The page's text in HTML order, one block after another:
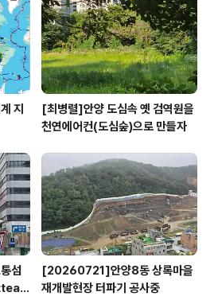
지
[최병렬]안양 도심속 옛 검역원을
천연에어컨(도심숲)으로 만들자
섬
[20260721]안양8동 상록마을
재개발현장 터파기 공사중